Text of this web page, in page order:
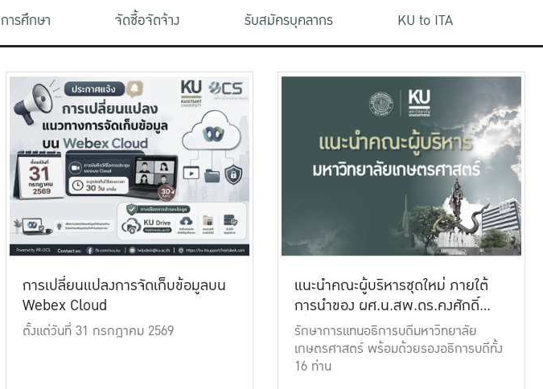
การศึกษา จัดซื้อจัดจ้าง รับสมัครบุคลากร KU to ITA
การเปลี่ยนแปลงการจัดเก็บข้อมูลบน
Webex Cloud
ตั้งแต่วันที่ 31 กรกฎาคม 2569
แนะนำคณะผู้บริหารชุดใหม่ ภายใต้
การนำของ ผศ.น.สพ.ดร.คงศักดิ์
เที่ยงธรรม
รักษาการแทนอธิการบดีมหาวิทยาลัย
เกษตรศาสตร์ พร้อมด้วยรองอธิการบดีทั้ง
16 ท่าน